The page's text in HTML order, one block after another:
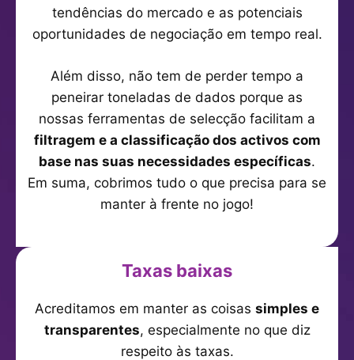
tendências do mercado e as potenciais
oportunidades de negociação em tempo real.
Além disso, não tem de perder tempo a
peneirar toneladas de dados porque as
nossas ferramentas de selecção facilitam a
filtragem e a classificação dos activos com
base nas suas necessidades específicas.
Em suma, cobrimos tudo o que precisa para se
manter à frente no jogo!
Taxas baixas
Acreditamos em manter as coisas simples e
transparentes, especialmente no que diz
respeito às taxas.